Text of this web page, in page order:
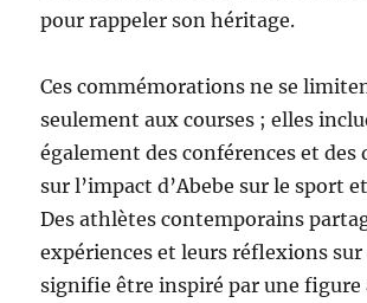
pour rappeler son héritage.
Ces commémorations ne se
seulement aux courses ; elles
également des conférences et des
sur l’impact d’Abebe sur le sport
Des athlètes contemporains
expériences et leurs réflexions sur
signifie être inspiré par une figure